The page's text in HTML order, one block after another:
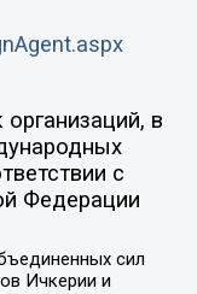
в
с
Федерации
сил
Ичкерии и